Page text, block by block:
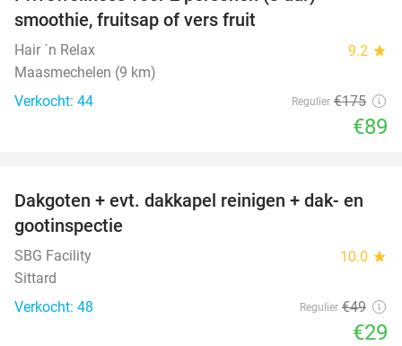
smoothie, fruitsap of vers fruit
Hair ´n Relax 9.2 star
Maasmechelen (9 km)
Verkocht: 44
Regulier €175
€89
41%
Dakgoten + evt. dakkapel reinigen + dak- en
gootinspectie
SBG Facility 10.0 star
Sittard
Verkocht: 48
Regulier €49
€29